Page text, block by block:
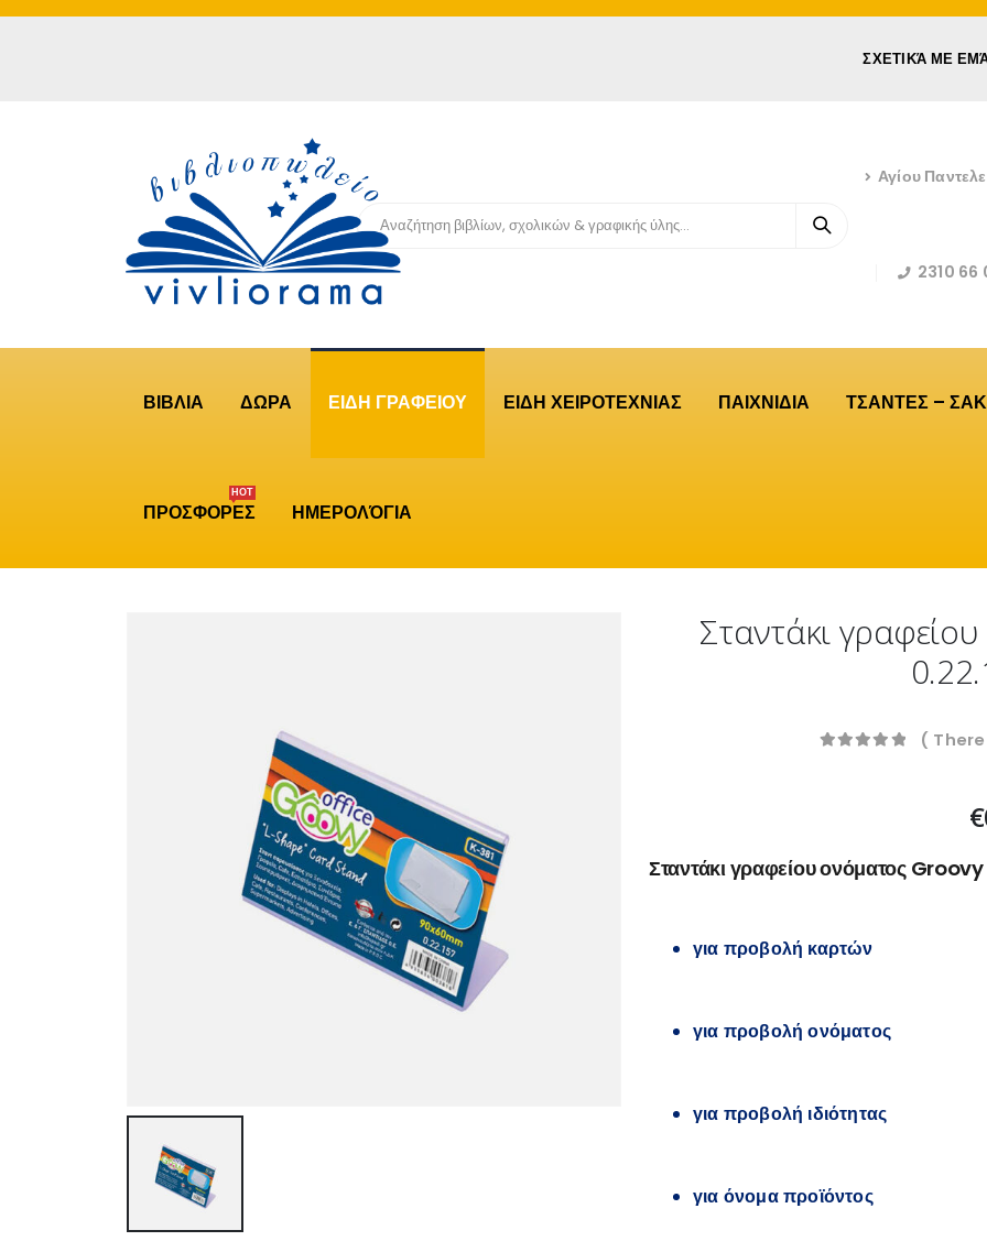
ΣΧΕΤΙΚΆ ΜΕ
Αγίου
2310 66
ΒΙΒΛΙΑ ΔΩΡΑ ΕΙΔΗ ΓΡΑΦΕΙΟΥ ΕΙΔΗ ΧΕΙΡΟΤΕΧΝΙΑΣ ΠΑΙΧΝΙΔΙΑ ΤΣΑΝΤΕΣ –
ΠΡΟΣΦΟΡΕΣ
ΗΟΤ
ΗΜΕΡΟΛΌΓΙΑ
Σταντάκι
(
€
Σταντάκι γραφείου ονόματος
για προβολή καρτών
για προβολή ονόματος
για προβολή ιδιότητας
για όνομα προϊόντος